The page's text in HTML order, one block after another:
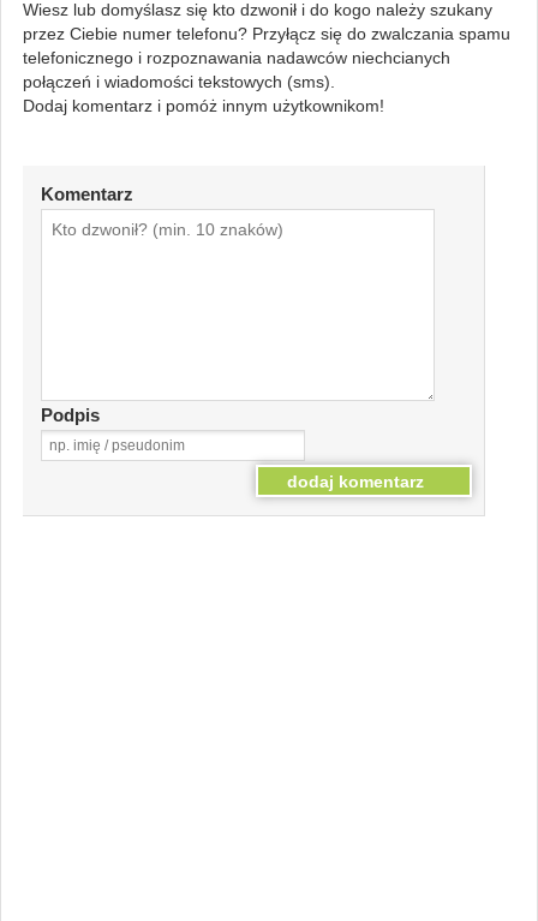
Wiesz lub domyślasz się kto dzwonił i do kogo należy szukany
przez Ciebie numer telefonu? Przyłącz się do zwalczania spamu
telefonicznego i rozpoznawania nadawców niechcianych
połączeń i wiadomości tekstowych (sms).
Dodaj komentarz i pomóż innym użytkownikom!
Komentarz
Podpis